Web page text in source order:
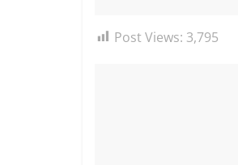
Post Views: 3,795